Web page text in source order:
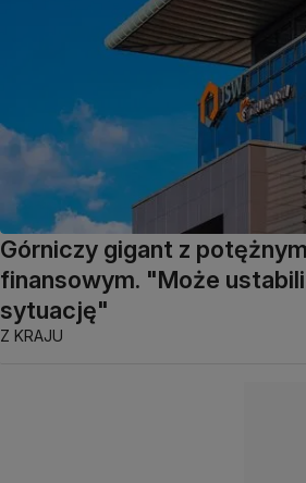
Górniczy gigant z
finansowym. "Może
sytuację"
Z KRAJU